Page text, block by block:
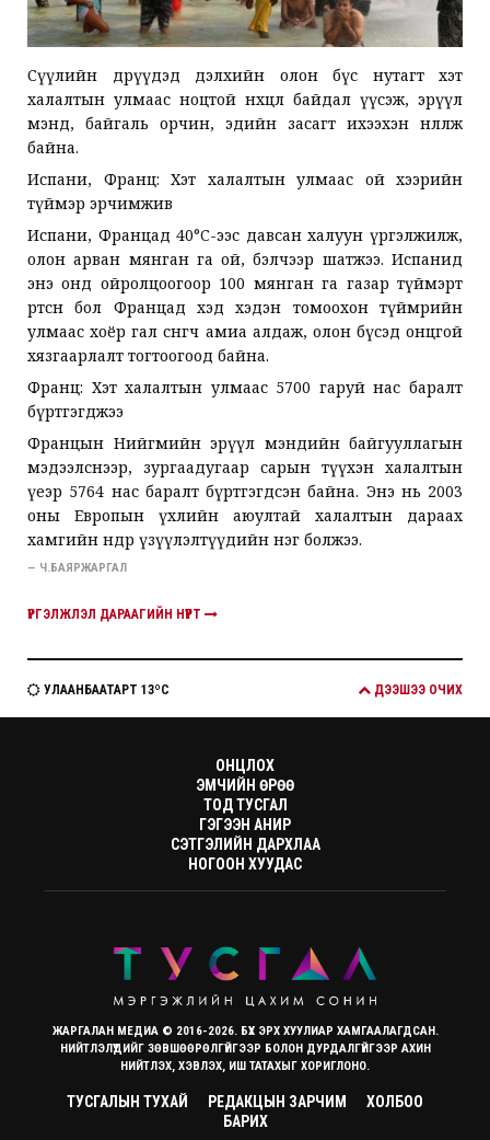
Сүүлийн өдрүүдэд дэлхийн олон бүс нутагт хэт
халалтын улмаас ноцтой нөхцөл байдал үүсэж, эрүүл
мэнд, байгаль орчин, эдийн засагт ихээхэн нөлөөлж
байна.
Испани, Франц: Хэт халалтын улмаас ой хээрийн
түймэр эрчимжив
Испани, Францад 40°C-ээс давсан халуун үргэлжилж,
олон арван мянган га ой, бэлчээр шатжээ. Испанид
энэ онд ойролцоогоор 100 мянган га газар түймэрт
өртсөн бол Францад хэд хэдэн томоохон түймрийн
улмаас хоёр гал сөнөөгч амиа алдаж, олон бүсэд онцгой
хязгаарлалт тогтоогоод байна.
Франц: Хэт халалтын улмаас 5700 гаруй нас баралт
бүртгэгджээ
Францын Нийгмийн эрүүл мэндийн байгууллагын
мэдээлснээр, зургаадугаар сарын түүхэн халалтын
үеэр 5764 нас баралт бүртгэгдсэн байна. Энэ нь 2003
оны Европын үхлийн аюултай халалтын дараах
хамгийн өндөр үзүүлэлтүүдийн нэг болжээ.
— Ч.БАЯРЖАРГАЛ
ҮРГЭЛЖЛЭЛ ДАРААГИЙН НҮҮРТ
ДЭЭШЭЭ ОЧИХ
УЛААНБААТАРТ 13ºC
ОНЦЛОХ
ЭМЧИЙН ӨРӨӨ
ТОД ТУСГАЛ
ГЭГЭЭН АНИР
СЭТГЭЛИЙН ДАРХЛАА
НОГООН ХУУДАС
ЖАРГАЛАН МЕДИА © 2016-2026. БҮХ ЭРХ ХУУЛИАР ХАМГААЛАГДСАН.
НИЙТЛЭЛҮҮДИЙГ ЗӨВШӨӨРӨЛГҮЙГЭЭР БОЛОН ДУРДАЛГҮЙГЭЭР АХИН
НИЙТЛЭХ, ХЭВЛЭХ, ИШ ТАТАХЫГ ХОРИГЛОНО.
ТУСГАЛЫН ТУХАЙ РЕДАКЦЫН ЗАРЧИМ
ХОЛБОО
БАРИХ